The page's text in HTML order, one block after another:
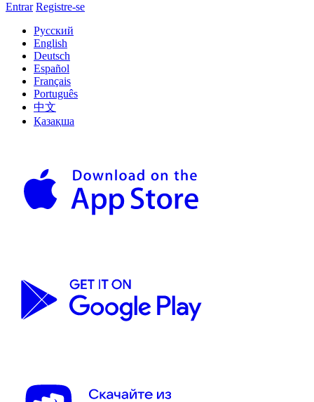
Entrar Registre-se
Русский
English
Deutsch
Español
Français
Português
中文
Қазақша